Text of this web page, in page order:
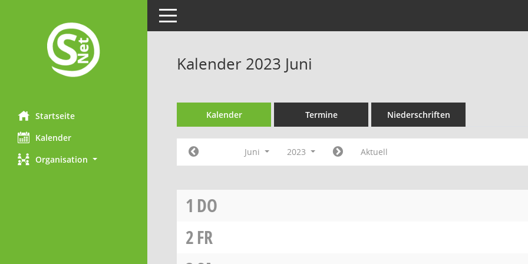
Startseite
Kalender
Organisation
Toggle navigation
Kalender 2023 Juni
Kalender Termine Niederschriften
Juni 2023 Aktuell
1 DO
2FR